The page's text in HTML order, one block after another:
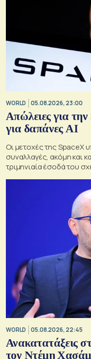
WORLD 05.08.2026, 23:00
Απώλειες για
για δαπάνες ΑΙ
Οι μετοχές της SpaceX
συναλλαγές, ακόμη και
τριμηνιαία έσοδά του
WORLD 05.08.2026, 22:45
Ανακατατάξεις
τον Ντέμη